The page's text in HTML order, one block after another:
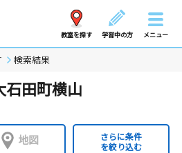
教室を探す 学習中の方 メニュー
検索結果
石田町横山
地図
さらに条件
を絞り込む